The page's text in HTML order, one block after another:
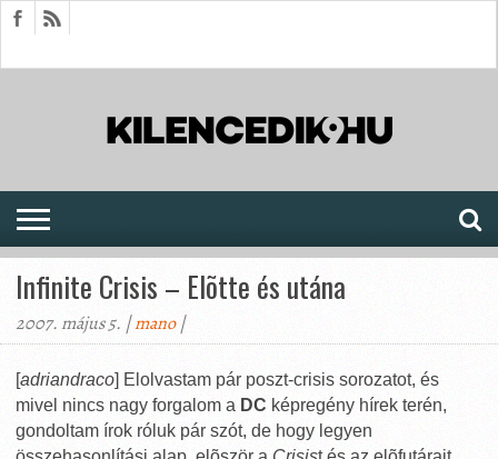
Infinite Crisis – Elõtte és utána
2007. május 5. |mano|
[adriandraco] Elolvastam pár poszt-crisis sorozatot, és
mivel nincs nagy forgalom a DC képregény hírek terén,
gondoltam írok róluk pár szót, de hogy legyen